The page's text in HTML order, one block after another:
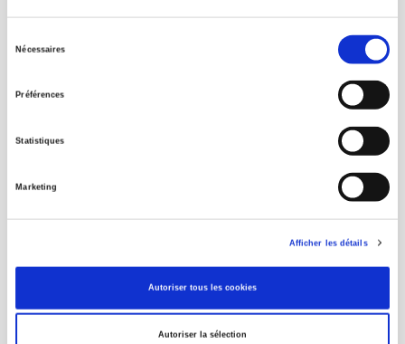
Nécessaires
Préférences
Statistiques
Marketing
Afficher les détails
Autoriser tous les cookies
Autoriser la sélection
POUR LES LIBRAIRES
CONDITIONS GÉNÉRALES
À paraître
Revue française de science politique 76-2, avril-juin